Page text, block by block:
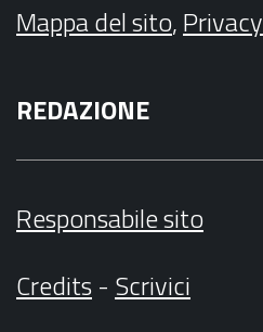
Mappa del sito,Privacy
REDAZIONE
Responsabile sito
Credits- Scrivici